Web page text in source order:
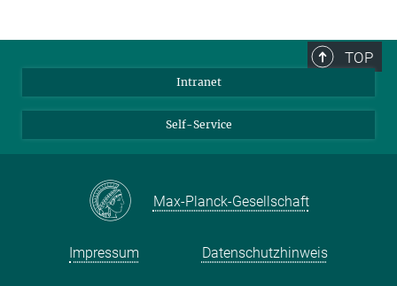
TOP
Intranet
Self-Service
Max-Planck-Gesellschaft
Impressum Datenschutzhinweis